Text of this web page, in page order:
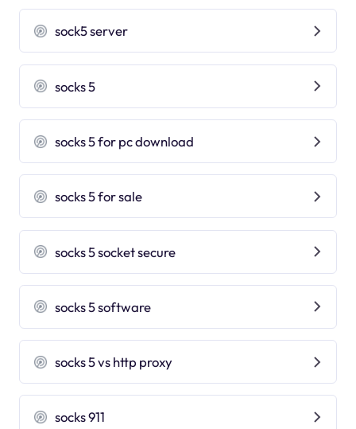
sock5 server
socks 5
socks 5 for pc download
socks 5 for sale
socks 5 socket secure
socks 5 software
socks 5 vs http proxy
socks 911